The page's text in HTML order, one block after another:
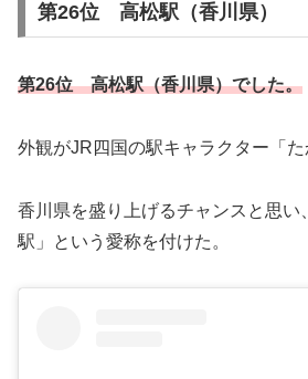
第26位 高松駅（香川県）
第26位 高松駅（香川県）でした。
外観がJR四国の駅キャラクター「た
香川県を盛り上げるチャンスと思い
駅」という愛称を付けた。